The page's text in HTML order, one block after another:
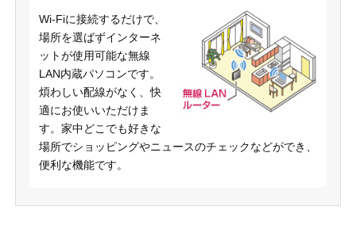
Wi-Fiに接続するだけで、
場所を選ばずインターネ
ットが使用可能な無線
LAN内蔵パソコンです。
煩わしい配線がなく、快
適にお使いいただけま
す。家中どこでも好きな
場所でショッピングやニュースのチェックなどができ、
便利な機能です。